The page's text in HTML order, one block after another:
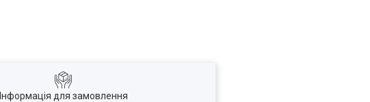
Інформація для замовлення